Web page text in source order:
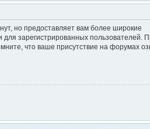
но предоставляет вам более широкие
зарегистрированных пользователей.
что ваше присутствие на форумах